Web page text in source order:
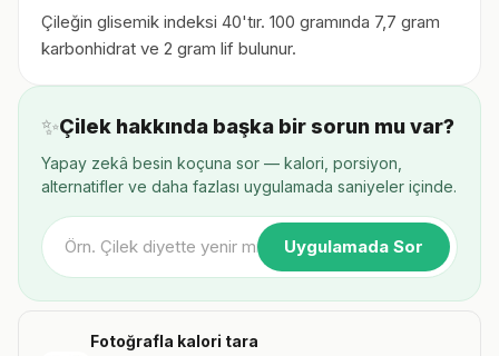
Çileğin glisemik indeksi 40'tır. 100 gramında 7,7 gram
karbonhidrat ve 2 gram lif bulunur.
✨Çilek hakkında başka bir sorun mu var?
Yapay zekâ besin koçuna sor — kalori, porsiyon,
alternatifler ve daha fazlası uygulamada saniyeler içinde.
Uygulamada Sor
Fotoğrafla kalori tara